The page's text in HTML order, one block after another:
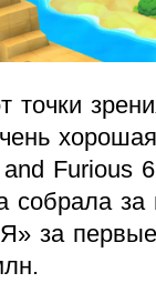
точки
Furious
собрала
за